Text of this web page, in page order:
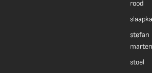
rood
stefan
stoel